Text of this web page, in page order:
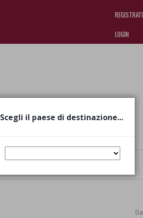
REGISTRATI
LOGIN
replica watches.
Da
Scegli il paese di destinazione...